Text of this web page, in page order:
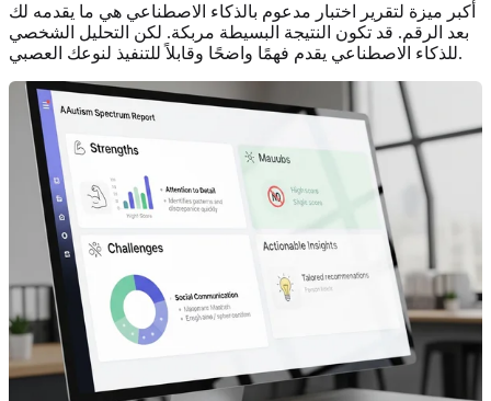
أكبر ميزة لتقرير اختبار مدعوم بالذكاء الاصطناعي هي ما يقدمه لك
بعد الرقم. قد تكون النتيجة البسيطة مربكة. لكن التحليل الشخصي
للذكاء الاصطناعي يقدم فهمًا واضحًا وقابلاً للتنفيذ لنوعك العصبي.